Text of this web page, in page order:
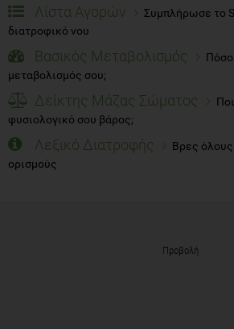
Λίστα Αγορών
Συμπλήρωσε το
διατροφικό νου
Βασικός Μεταβολισμός
Πόσο
μεταβολισμός σου;
Δείκτης Μάζας Σώματος
φυσιολογικό σου βάρος;
Λεξικό Διατροφής
Βρες
ορισμούς
Προβολή